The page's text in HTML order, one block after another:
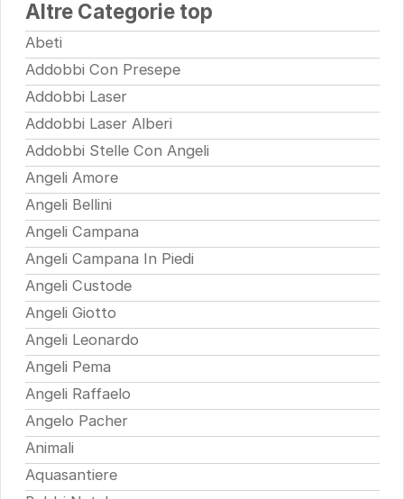
Altre Categorie top
Abeti
Addobbi Con Presepe
Addobbi Laser
Addobbi Laser Alberi
Addobbi Stelle Con Angeli
Angeli Amore
Angeli Bellini
Angeli Campana
Angeli Campana In Piedi
Angeli Custode
Angeli Giotto
Angeli Leonardo
Angeli Pema
Angeli Raffaelo
Angelo Pacher
Animali
Aquasantiere